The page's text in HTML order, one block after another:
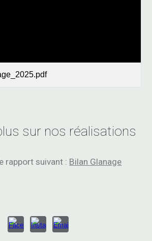
sur nos réalisations
rapport suivant : Bilan Glanage